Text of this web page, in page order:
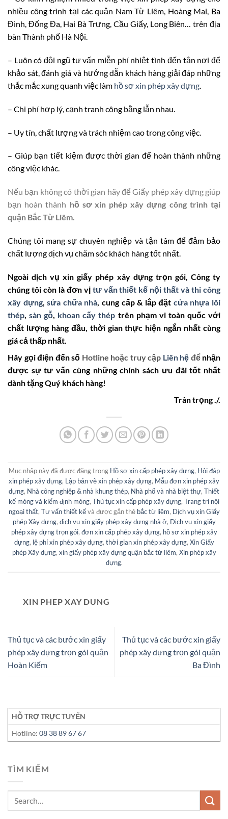
nhiều công trình tại các quận Nam Từ Liêm, Hoàng Mai, Ba
Đình, Đống Đa, Hai Bà Trưng, Cầu Giấy, Long Biên… trên địa
bàn Thành phố Hà Nội.
– Luôn có đội ngũ tư vấn miễn phí nhiệt tình đến tận nơi để
khảo sát, đánh giá và hướng dẫn khách hàng giải đáp những
thắc mắc xung quanh việc làm hồ sơ xin phép xây dựng.
– Chi phí hợp lý, cạnh tranh công bằng lẫn nhau.
– Uy tín, chất lượng và trách nhiệm cao trong công việc.
– Giúp bạn tiết kiệm được thời gian để hoàn thành những
công việc khác.
Nếu bạn không có thời gian hãy để Giấy phép xây dựng giúp
bạn hoàn thành hồ sơ xin phép xây dựng công trình tại
quận Bắc Từ Liêm.
Chúng tôi mang sự chuyên nghiệp và tận tâm để đảm bảo
chất lượng dịch vụ chăm sóc khách hàng tốt nhất.
Ngoài dịch vụ xin giấy phép xây dựng trọn gói, Công ty
chúng tôi còn là đơn vị tư vấn thiết kế nội thất và thi công
xây dựng,sửa chữa nhà, cung cấp & lắp đặt cửa nhựa lõi
thép,sàn gỗ, khoan cấy thép trên phạm vi toàn quốc với
chất lượng hàng đầu, thời gian thực hiện ngắn nhất cùng
giá cả thấp nhất.
Hãy gọi điện đến số Hotline hoặc truy cập Liên hệ để nhận
được sự tư vấn cùng những chính sách ưu đãi tốt nhất
dành tặng Quý khách hàng!
Trân trọng ./.
Mục nhập này đã được đăng trong Hồ sơ xin cấp phép xây dựng, Hỏi đáp
xin phép xây dựng, Lập bản vẽ xin phép xây dựng, Mẫu đơn xin phép xây
dựng, Nhà công nghiệp & nhà khung thép, Nhà phố và nhà biệt thự, Thiết
kế móng và kiểm định móng, Thủ tục xin cấp phép xây dựng, Trang trí nội
ngoại thất, Tư vấn thiết kếvà được gắn thẻ bắc từ liêm, Dịch vụ xin Giấy
phép Xây dựng, dịch vụ xin giấy phép xây dựng nhà ở, Dịch vụ xin giấy
phép xây dựng trọn gói, đơn xin cấp phép xây dựng, hồ sơ xin phép xây
dựng, lệ phí xin phép xây dựng, thời gian xin phép xây dựng, Xin Giấy
phép Xây dựng, xin giấy phép xây dựng quận bắc từ liêm, Xin phép xây
dựng.
XIN PHEP XAY DUNG
Thủ tục và các bước xin giấy
phép xây dựng trọn gói quận
Hoàn Kiếm
Thủ tục và các bước xin giấy
phép xây dựng trọn gói quận
Ba Đình
HỖ TRỢ TRỰC TUYẾN
Hotline:08 38 89 67 67
TÌM KIẾM